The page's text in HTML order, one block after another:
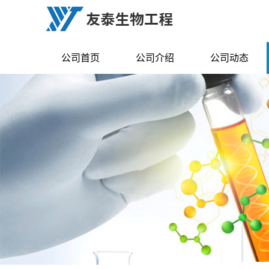
公司首页 公司介绍 公司动态